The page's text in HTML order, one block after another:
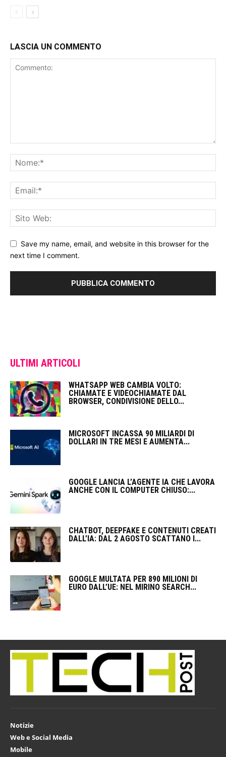
LASCIA UN COMMENTO
Save my name, email, and website in this browser for the
next time I comment.
ULTIMI ARTICOLI
WHATSAPP WEB CAMBIA VOLTO:
CHIAMATE E VIDEOCHIAMATE DAL
BROWSER, CONDIVISIONE DELLO...
MICROSOFT INCASSA 90 MILIARDI DI
DOLLARI IN TRE MESI E AUMENTA...
GOOGLE LANCIA L’AGENTE IA CHE LAVORA
ANCHE CON IL COMPUTER CHIUSO:...
CHATBOT, DEEPFAKE E CONTENUTI CREATI
DALL’IA: DAL 2 AGOSTO SCATTANO I...
GOOGLE MULTATA PER 890 MILIONI DI
EURO DALL’UE: NEL MIRINO SEARCH...
Notizie
Web e Social Media
Mobile